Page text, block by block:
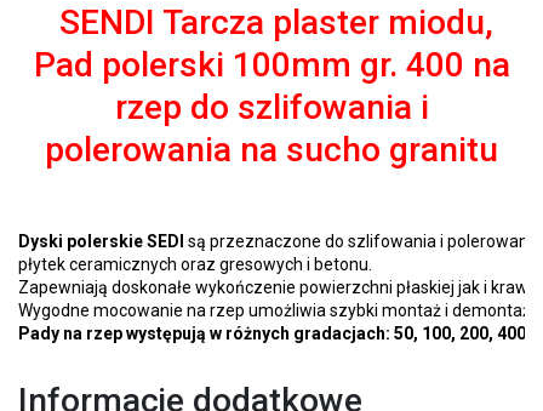
SENDI Tarcza plaster miodu,
Pad polerski 100mm gr. 400 na
rzep do szlifowania i
polerowania na sucho granitu
Dyski polerskie SEDI są przeznaczone do szlifowania i
płytek ceramicznych oraz gresowych i betonu.
Zapewniają doskonałe wykończenie powierzchni płaskiej jak i
Wygodne mocowanie na rzep umożliwia szybki montaż i demontaż.
Pady na rzep występują w różnych gradacjach: 50, 100, 200, 400
Informacje dodatkowe